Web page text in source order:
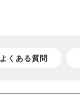
よくある質問